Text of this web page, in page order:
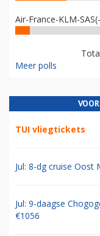
Air-France-KLM-
Meer polls
TUI vliegtickets
Jul: 8-dg cruise Oost
Jul: 9-daagse
€1056